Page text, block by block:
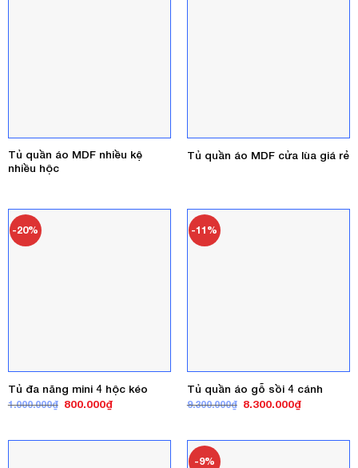
Tủ quần áo MDF nhiều kệ
nhiều hộc
Tủ quần áo MDF cửa lùa giá rẻ
-20%
Tủ đa năng mini 4 hộc kéo
1.000.000₫ Giá
800.000₫Giá
800.000₫.
-11%
Tủ quần áo gỗ sồi 4 cánh
9.300.000₫ Giá
8.300.000₫Giá
-9%